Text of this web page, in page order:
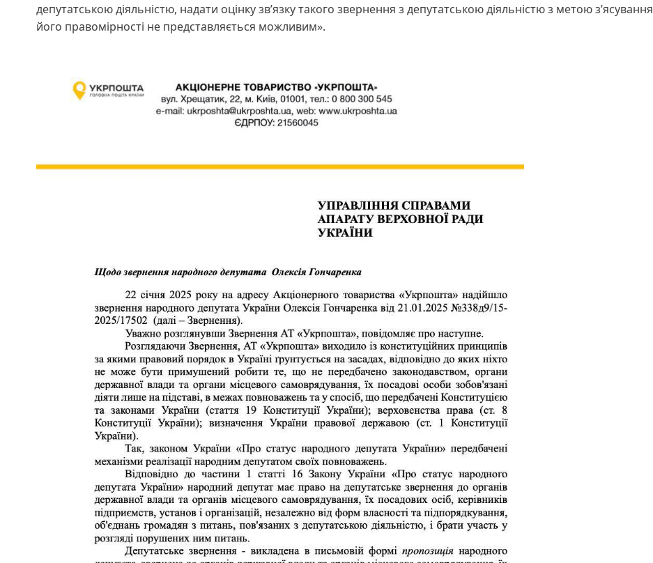
депутатською діяльністю, надати оцінку зв’язку такого звернення з депутатською діяльністю з метою з’ясування
його правомірності не представляється можливим».